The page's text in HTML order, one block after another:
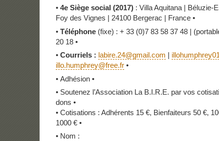
• 4e Siège social (2017): Villa Aquitana | Béluzie-
Foy des Vignes | 24100 Bergerac | France •
• Téléphone(fixe) : + 33 (0)7 83 58 37 48 |
20 18 •
• Courriels : labire.24@gmail.com |
illo.humphrey@free.fr•
• Adhésion •
• Soutenez l’Association La B.I.R.E. par vos
dons •
• Cotisations : Adhérents 15 €, Bienfaiteurs 50 €,
1000 € •
• Nom :